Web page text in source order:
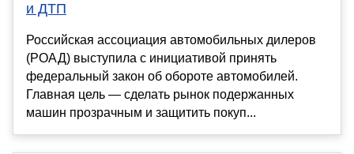
и ДТП
Российская ассоциация автомобильных дилеров
(РОАД) выступила с инициативой принять
федеральный закон об обороте автомобилей.
Главная цель — сделать рынок подержанных
машин прозрачным и защитить покуп...